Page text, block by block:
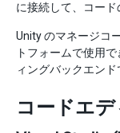
に接続して、コード
Unity のマネージコ
トフォームで使用で
ィングバックエンド
コードエ